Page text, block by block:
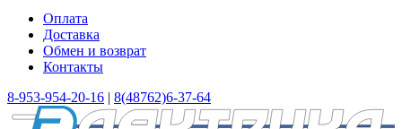
Оплата
Доставка
Обмен и возврат
Контакты
8-953-954-20-16 | 8(48762)6-37-64